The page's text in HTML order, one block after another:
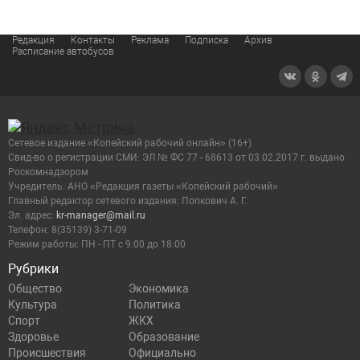
Редакция Контакты Реклама Подписка
Архив
Расписание автобусов
Рубрики
Общество
Экономика
Культура
Политика
Спорт
ЖКХ
Здоровье
Образование
Происшествия
Официально
Сетевое издание «Копейский рабочий онлайн» (16+)
Cвид-во о регистрации СМИ: ЭЛ № ФС 77 - 68613 от 03.02.2017 г. выдано
Роскомнадзором
Учредитель: АНО «Редакция газеты «Копейский рабочий»
Главный редактор сетевого издания: Попкович А. Г.
Эл. адрес: kr-manager@mail.ru
Телефон: 8(35139) 3-71-09
Режим работы: ПН - ПТ с 9:00 до 18:00